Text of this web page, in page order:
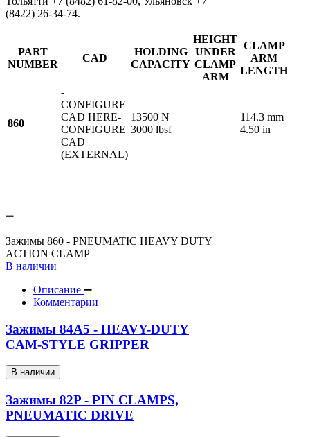
(8422) 26-34-74.
PART
NUMBER
CAD
HOLDING
CAPACITY
HEIGHT
UNDER
CLAMP
ARM
CLAMP
ARM
LENGTH
860
-
CONFIGURE
CAD HERE-
CONFIGURE
CAD
(EXTERNAL)
13500 N
3000 lbsf
114.3 mm
4.50 in
Зажимы 860 - PNEUMATIC HEAVY DUTY
ACTION CLAMP
В наличии
Описание
Комментарии
Зажимы 84A5 - HEAVY-DUTY
CAM-STYLE GRIPPER
В наличии
Зажимы 82P - PIN CLAMPS,
PNEUMATIC DRIVE